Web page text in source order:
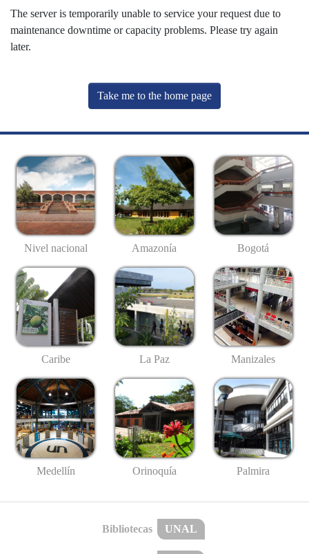
The server is temporarily unable to service your request due to
maintenance downtime or capacity problems. Please try again
later.
Take me to the home page
Nivel nacional Amazonía Bogotá
Caribe La Paz Manizales
Medellín Orinoquía Palmira
Bibliotecas UNAL